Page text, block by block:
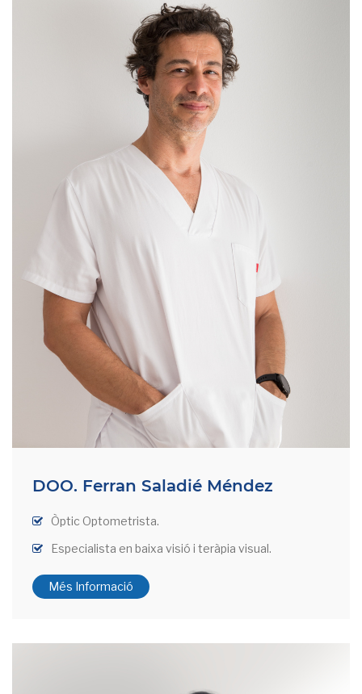
DOO. Ferran Saladié Méndez
Òptic Optometrista.
Especialista en baixa visió i teràpia visual.
Més Informació